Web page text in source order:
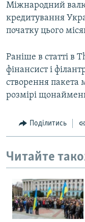
Міжнародний
кредитування
початку цього
Раніше в статті в
фінансист і
створення пакета
розмірі
Поділитись
Читайте